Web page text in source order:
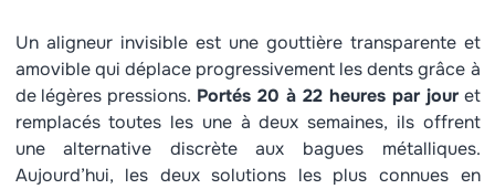
Un aligneur invisible est une gouttière transparente et
amovible qui déplace progressivement les dents grâce à
de légères pressions. Portés 20 à 22 heures par jouret
remplacés toutes les une à deux semaines, ils offrent
une alternative discrète aux bagues métalliques.
Aujourd’hui, les deux solutions les plus connues en